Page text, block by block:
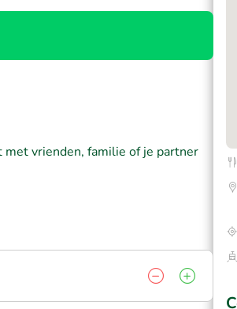
met vrienden, familie of je partner